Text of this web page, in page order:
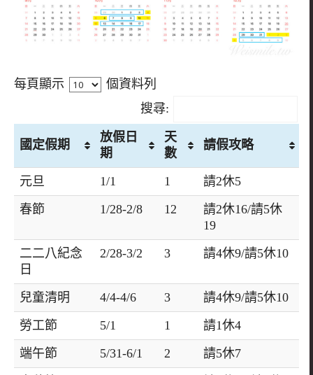
每頁顯示
個資料列
搜尋:
國定假期
放假日
期
天
數
請假攻略
元旦 1/1 1
請2休5
春節
1/28-2/8 12
請2休16/請5休
19
二二八紀念
日
2/28-3/2 3 請4休9/請5休10
兒童清明 4/4-4/6 3
請4休9/請5休10
勞工節
5/1 1
請1休4
端午節
5/31-6/1 2
請5休7